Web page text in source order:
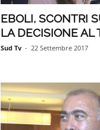
EBOLI, SCONTRI
LA DECISIONE AL
Sud Tv - 22 Settembre 2017